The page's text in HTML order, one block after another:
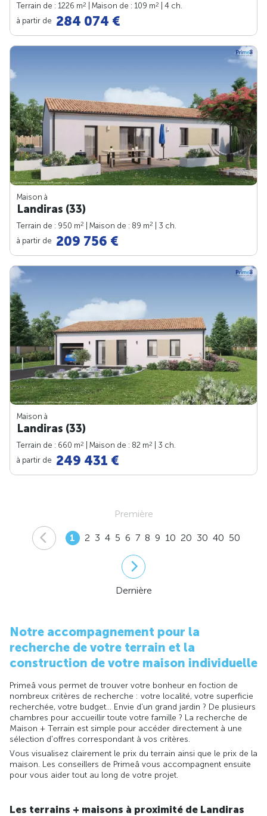
Terrain de : 1226 m2 | Maison de : 109 m2
| 4 ch.
à partir de 284 074 €
Maison à
Landiras (33)
Terrain de : 950 m2 | Maison de : 89 m2
| 3 ch.
à partir de 209 756 €
Maison à
Landiras (33)
Terrain de : 660 m2 | Maison de : 82 m2
| 3 ch.
à partir de 249 431 €
Première
1 2 3 4 5 6 7 8 9 10 20 30 40 50
Dernière
Notre accompagnement pour la
recherche de votre terrain et la
construction de votre maison individuelle
Primeâ vous permet de trouver votre bonheur en foction de
nombreux critères de recherche : votre localité, votre superficie
recherchée, votre budget... Envie d'un grand jardin ? De plusieurs
chambres pour accueillir toute votre famille ? La recherche de
Maison + Terrain est simple pour accéder directement à une
sélection d'offres correspondant à vos critères.
Vous visualisez clairement le prix du terrain ainsi que le prix de la
maison. Les conseillers de Primeâ vous accompagnent ensuite
pour vous aider tout au long de votre projet.
Les terrains + maisons à proximité de Landiras